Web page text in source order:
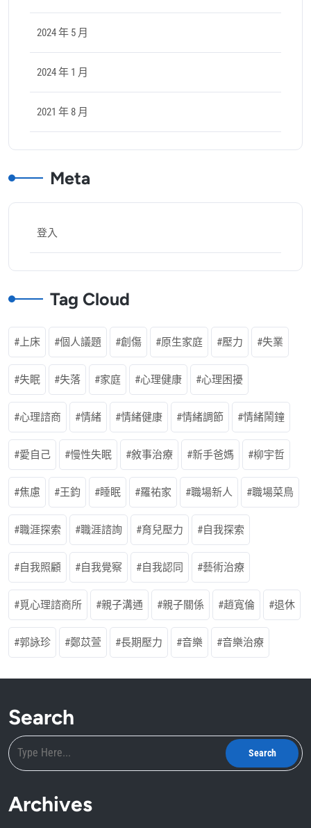
2024 年 5 月
2024 年 1 月
2021 年 8 月
Meta
登入
Tag Cloud
上床 個人議題 創傷 原生家庭 壓力 失業
失眠 失落 家庭 心理健康 心理困擾
心理諮商 情緒 情緒健康 情緒調節 情緒鬧鐘
愛自己 慢性失眠 敘事治療 新手爸媽 柳宇哲
焦慮 王鈞 睡眠 羅祐家 職場新人 職場菜鳥
職涯探索 職涯諮詢 育兒壓力 自我探索
自我照顧 自我覺察 自我認同 藝術治療
覓心理諮商所 親子溝通 親子關係 趙寬倫 退休
郭詠珍 鄭苡萱 長期壓力 音樂 音樂治療
Search
Archives